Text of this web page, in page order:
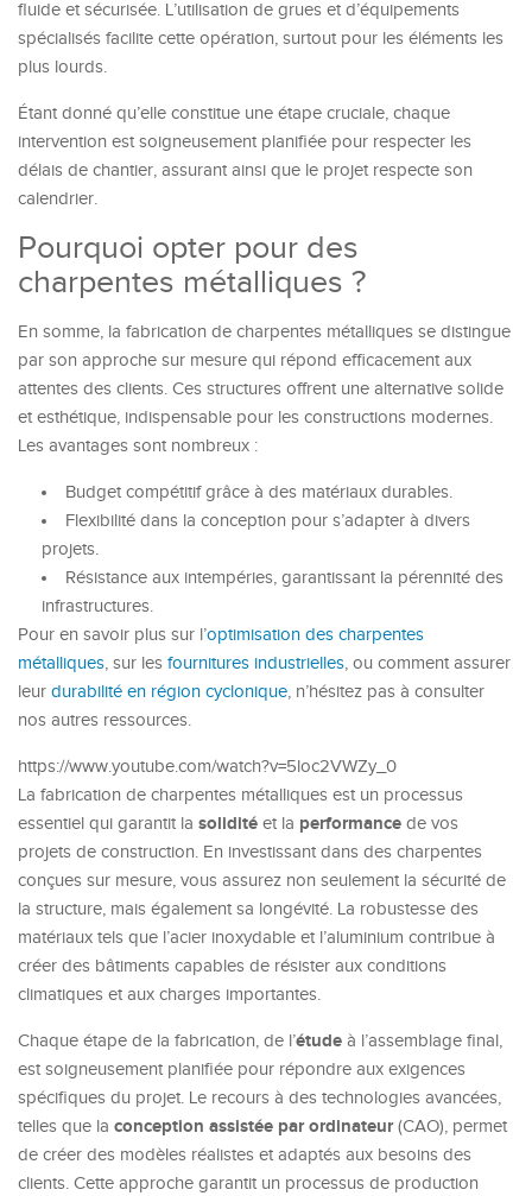
fluide et sécurisée. L’utilisation de grues et d’équipements
spécialisés facilite cette opération, surtout pour les éléments les
plus lourds.
Étant donné qu’elle constitue une étape cruciale, chaque
intervention est soigneusement planifiée pour respecter les
délais de chantier, assurant ainsi que le projet respecte son
calendrier.
Pourquoi opter pour des
charpentes métalliques ?
En somme, la fabrication de charpentes métalliques se distingue
par son approche sur mesure qui répond efficacement aux
attentes des clients. Ces structures offrent une alternative solide
et esthétique, indispensable pour les constructions modernes.
Les avantages sont nombreux :
Budget compétitif grâce à des matériaux durables.
Flexibilité dans la conception pour s’adapter à divers
projets.
Résistance aux intempéries, garantissant la pérennité des
infrastructures.
Pour en savoir plus sur l’optimisation des charpentes
métalliques, sur les fournitures industrielles, ou comment assurer
leur durabilité en région cyclonique, n’hésitez pas à consulter
nos autres ressources.
https://www.youtube.com/watch?v=5loc2VWZy_0
La fabrication de charpentes métalliques est un processus
essentiel qui garantit la solidité et la performance de vos
projets de construction. En investissant dans des charpentes
conçues sur mesure, vous assurez non seulement la sécurité de
la structure, mais également sa longévité. La robustesse des
matériaux tels que l’acier inoxydable et l’aluminium contribue à
créer des bâtiments capables de résister aux conditions
climatiques et aux charges importantes.
Chaque étape de la fabrication, de l’étude à l’assemblage final,
est soigneusement planifiée pour répondre aux exigences
spécifiques du projet. Le recours à des technologies avancées,
telles que la conception assistée par ordinateur(CAO), permet
de créer des modèles réalistes et adaptés aux besoins des
clients. Cette approche garantit un processus de production